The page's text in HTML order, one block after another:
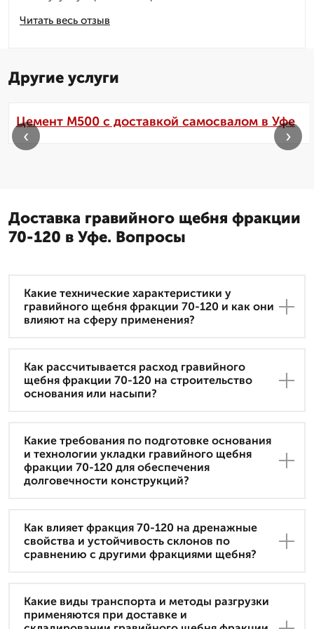
Читать весь отзыв
Другие услуги
Цемент М500 с доставкой самосвалом в Уфе
‹ ›
Доставка гравийного щебня фракции
70-120 в Уфе. Вопросы
Какие технические характеристики у
гравийного щебня фракции 70-120 и как они
влияют на сферу применения?
Как рассчитывается расход гравийного
щебня фракции 70-120 на строительство
основания или насыпи?
Какие требования по подготовке основания
и технологии укладки гравийного щебня
фракции 70-120 для обеспечения
долговечности конструкций?
Как влияет фракция 70-120 на дренажные
свойства и устойчивость склонов по
сравнению с другими фракциями щебня?
Какие виды транспорта и методы разгрузки
применяются при доставке и